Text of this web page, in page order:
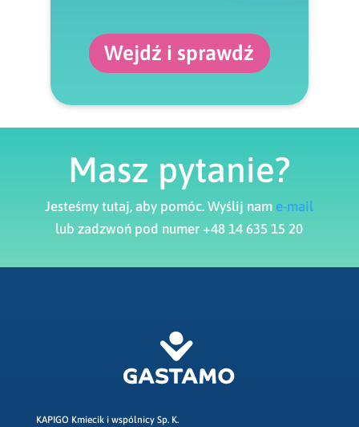
Wejdź i sprawdź
Masz pytanie?
Jesteśmy tutaj, aby pomóc. Wyślij nam e-mail
lub zadzwoń pod numer +48 14 635 15 20
KAPIGO Kmiecik i wspólnicy Sp. K.